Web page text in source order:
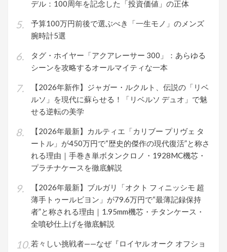
デル：100周年を記念した「投資価値」の正体
予算100万円前後で選ぶべき「一生モノ」のメンズ
腕時計5選
タグ・ホイヤー「アクアレーサー 300」：あらゆる
シーンを攻略するオールマイティな一本
【2026年新作】ジャガー・ルクルト、伝説の「リベ
ルソ」を現代に蘇らせる！「リベルソ デュオ」で魅
せる逆転の美学
【2026年最新】カルティエ「カリブー プリヴェ タ
ートル」が450万円で“歴史的傑作の現代復活”と称さ
れる理由｜手巻き単ボタンクロノ・1928MC機芯・
プラチナケースを徹底解説
【2026年最新】ブルガリ「オクト フィニッシモ 超
薄手トゥールビヨン」が79.6万円で“最薄記録保持
者”と称される理由｜1.95mm機芯・チタンケース・
全噴砂仕上げを徹底解説
若々しい挑戦者——なぜ『ロイヤル オーク オフショ